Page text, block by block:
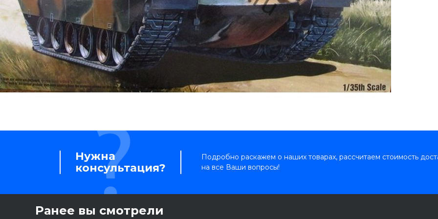
Нужна
консультация?
Подробно раскажем о наших товарах, рассчитаем стоимость
на все Ваши вопросы!
Ранее вы смотрели